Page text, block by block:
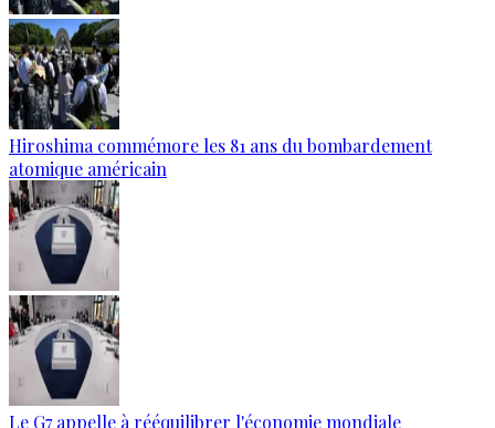
Hiroshima commémore les 81 ans du bombardement
atomique américain
Le G7 appelle à rééquilibrer l'économie mondiale